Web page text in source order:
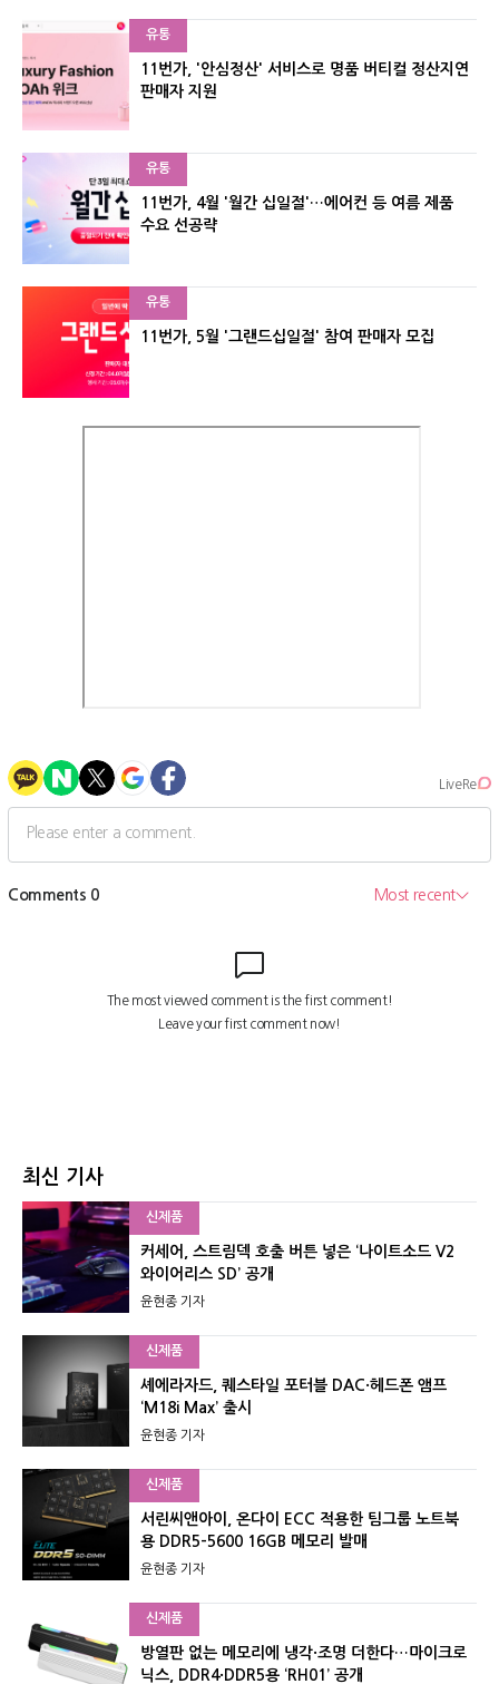
유통
11번가, '안심정산' 서비스로 명품 버티컬 정산지연
판매자 지원
유통
11번가, 4월 '월간 십일절'…에어컨 등 여름 제품
수요 선공략
유통
11번가, 5월 '그랜드십일절' 참여 판매자 모집
최신 기사
신제품
커세어, 스트림덱 호출 버튼 넣은 ‘나이트소드 V2
와이어리스 SD’ 공개
윤현종 기자
신제품
셰에라자드, 퀘스타일 포터블 DAC·헤드폰 앰프
‘M18i Max’ 출시
윤현종 기자
신제품
서린씨앤아이, 온다이 ECC 적용한 팀그룹 노트북
용 DDR5-5600 16GB 메모리 발매
윤현종 기자
신제품
방열판 없는 메모리에 냉각·조명 더한다…마이크로
닉스, DDR4·DDR5용 ‘RH01’ 공개